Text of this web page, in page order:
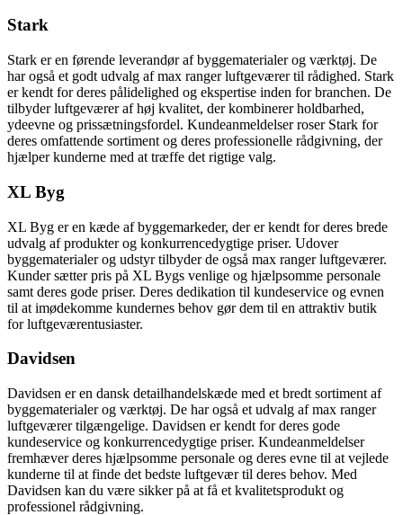
Stark
Stark er en førende leverandør af byggematerialer og værktøj. De
har også et godt udvalg af max ranger luftgeværer til rådighed. Stark
er kendt for deres pålidelighed og ekspertise inden for branchen. De
tilbyder luftgeværer af høj kvalitet, der kombinerer holdbarhed,
ydeevne og prissætningsfordel. Kundeanmeldelser roser Stark for
deres omfattende sortiment og deres professionelle rådgivning, der
hjælper kunderne med at træffe det rigtige valg.
XL Byg
XL Byg er en kæde af byggemarkeder, der er kendt for deres brede
udvalg af produkter og konkurrencedygtige priser. Udover
byggematerialer og udstyr tilbyder de også max ranger luftgeværer.
Kunder sætter pris på XL Bygs venlige og hjælpsomme personale
samt deres gode priser. Deres dedikation til kundeservice og evnen
til at imødekomme kundernes behov gør dem til en attraktiv butik
for luftgeværentusiaster.
Davidsen
Davidsen er en dansk detailhandelskæde med et bredt sortiment af
byggematerialer og værktøj. De har også et udvalg af max ranger
luftgeværer tilgængelige. Davidsen er kendt for deres gode
kundeservice og konkurrencedygtige priser. Kundeanmeldelser
fremhæver deres hjælpsomme personale og deres evne til at vejlede
kunderne til at finde det bedste luftgevær til deres behov. Med
Davidsen kan du være sikker på at få et kvalitetsprodukt og
professionel rådgivning.